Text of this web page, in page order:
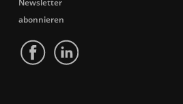
Newsletter
abonnieren